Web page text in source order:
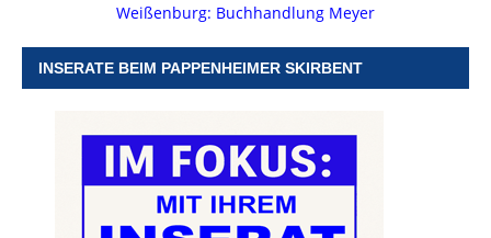
Weißenburg: Buchhandlung Meyer
INSERATE BEIM PAPPENHEIMER SKIRBENT